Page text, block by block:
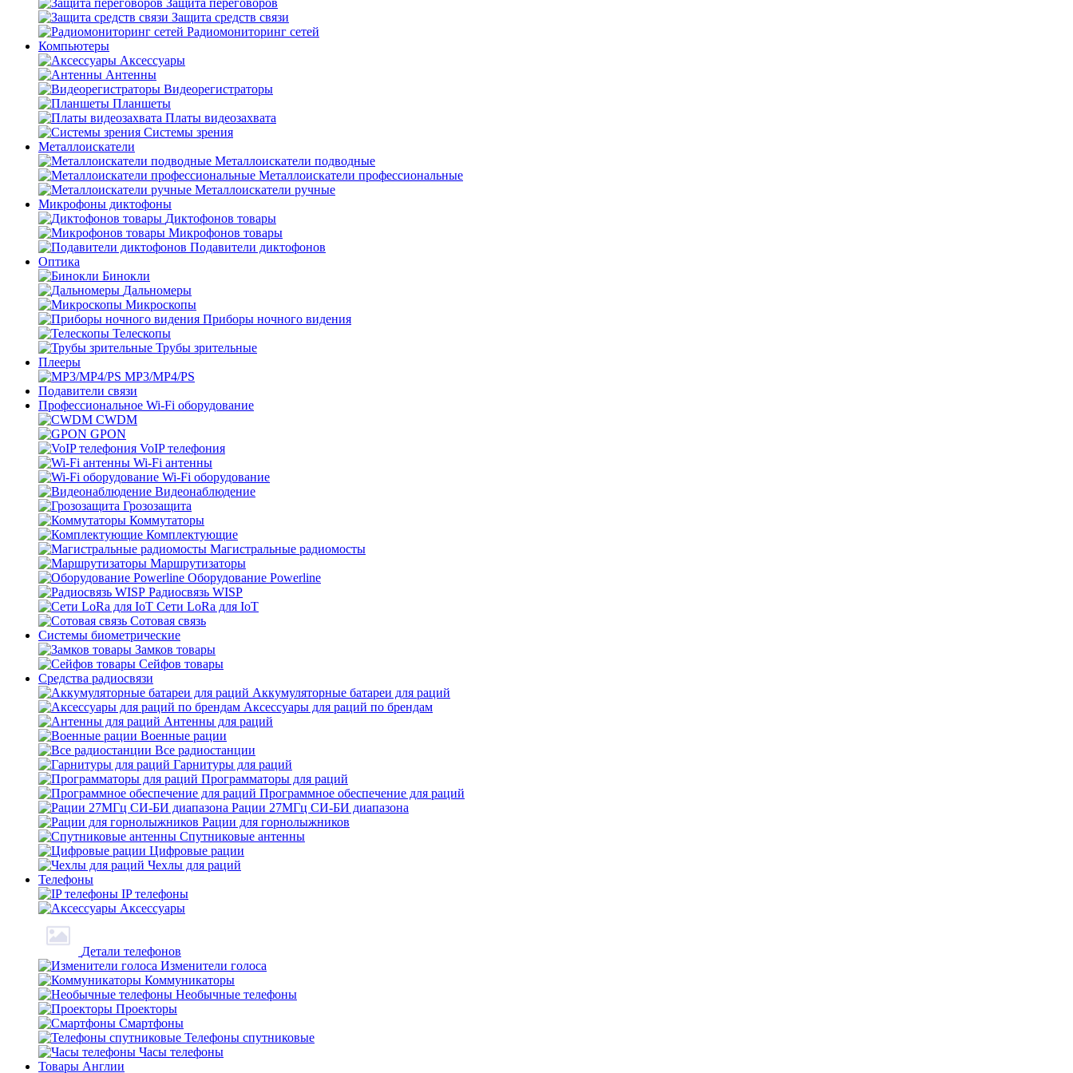
Защита переговоров
Защита средств связи
Радиомониторинг сетей
Компьютеры
Аксессуары
Антенны
Видеорегистраторы
Планшеты
Платы видеозахвата
Системы зрения
Металлоискатели
Металлоискатели подводные
Металлоискатели профессиональные
Металлоискатели ручные
Микрофоны диктофоны
Диктофонов товары
Микрофонов товары
Подавители диктофонов
Оптика
Бинокли
Дальномеры
Микроскопы
Приборы ночного видения
Телескопы
Трубы зрительные
Плееры
MP3/MP4/PS
Подавители связи
Профессиональное Wi-Fi оборудование
CWDM
GPON
VoIP телефония
Wi-Fi антенны
Wi-Fi оборудование
Видеонаблюдение
Грозозащита
Коммутаторы
Комплектующие
Магистральные радиомосты
Маршрутизаторы
Оборудование Powerline
Радиосвязь WISP
Сети LoRa для IoT
Сотовая связь
Системы биометрические
Замков товары
Сейфов товары
Средства радиосвязи
Аккумуляторные батареи для раций
Аксессуары для раций по брендам
Антенны для раций
Военные рации
Все радиостанции
Гарнитуры для раций
Программаторы для раций
Программное обеспечение для раций
Рации 27МГц СИ-БИ диапазона
Рации для горнолыжников
Спутниковые антенны
Цифровые рации
Чехлы для раций
Телефоны
IP телефоны
Аксессуары
Детали телефонов
Изменители голоса
Коммуникаторы
Необычные телефоны
Проекторы
Смартфоны
Телефоны спутниковые
Часы телефоны
Товары Англии